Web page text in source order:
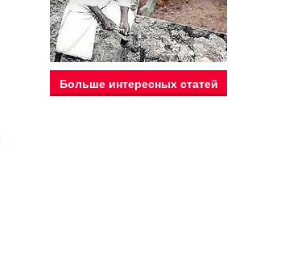
Больше интересных статей